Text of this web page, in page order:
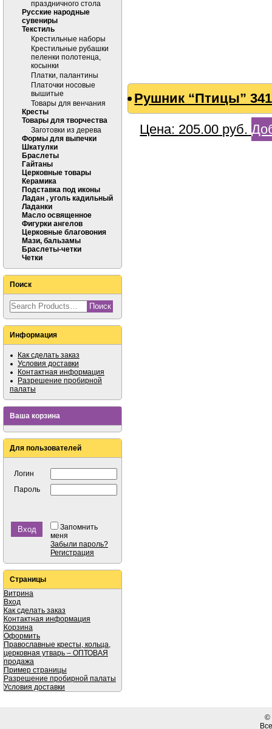
праздничного стола
Русские народные
сувениры
Текстиль
Крестильные наборы
Крестильные рубашки
пеленки полотенца,
косынки
Платки, палантины
Платочки носовые
вышитые
Товары для венчания
Кресты
Товары для творчества
Заготовки из дерева
Формы для выпечки
Шкатулки
Браслеты
Гайтаны
Церковные товары
Керамика
Подставка под иконы
Ладан , уголь кадильный
Ладанки
Масло освященное
Фигурки ангелов
Церковные благовония
Мази, бальзамы
Браслеты-четки
Четки
Поиск
Информация
Как сделать заказ
Условия доставки
Контактная информация
Разрешение пробирной
палаты
Ваша корзина
Для пользователей
Логин
Пароль
Запомнить
меня
Забыли пароль?
Регистрация
Страницы
Витрина
Вход
Как сделать заказ
Контактная информация
Корзина
Оформить
Православные кресты, кольца,
церковная утварь – ОПТОВАЯ
продажа
Пример страницы
Разрешение пробирной палаты
Условия доставки
Рушник “Птицы”
Цена: 205.00 руб.
©